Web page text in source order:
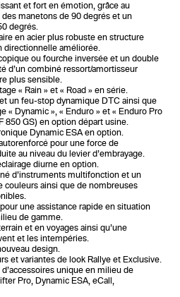
et fort en émotion, grâce au
manetons de 90 degrés et un
degrés.
en acier plus robuste en structure
directionnelle améliorée.
ou fourche inversée et un double
d’un combiné ressort/amortisseur
plus sensible.
« Rain » et « Road » en série.
un feu-stop dynamique DTC ainsi que
« Dynamic », « Enduro » et « Enduro Pro
850 GS) en option départ usine.
Dynamic ESA en option.
pour une force de
au niveau du levier d’embrayage.
diurne en option.
d’instruments multifonction et un
couleurs ainsi que de nombreuses
une assistance rapide en situation
de gamme.
et en voyages ainsi qu’une
et les intempéries.
design.
et variantes de look Rallye et Exclusive.
unique en milieu de
Pro, Dynamic ESA, eCall,